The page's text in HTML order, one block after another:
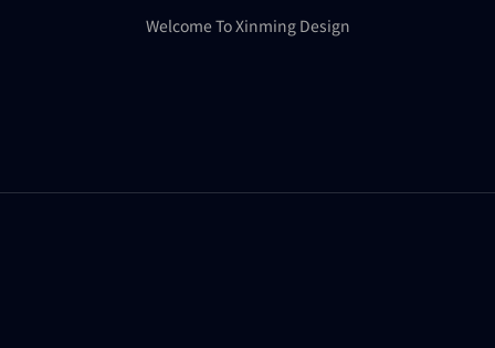
Welcome To Xinming Design